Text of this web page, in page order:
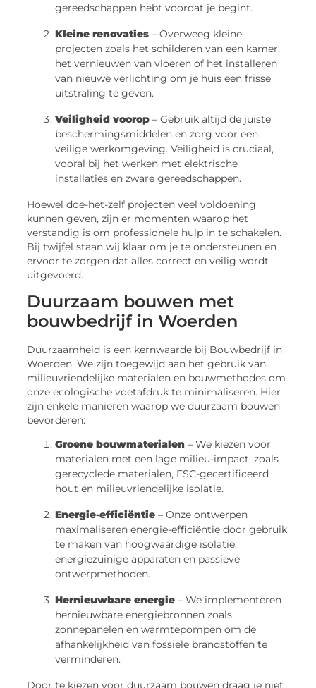
gereedschappen hebt voordat je begint.
Kleine renovaties – Overweeg kleine
projecten zoals het schilderen van een kamer,
het vernieuwen van vloeren of het installeren
van nieuwe verlichting om je huis een frisse
uitstraling te geven.
Veiligheid voorop – Gebruik altijd de juiste
beschermingsmiddelen en zorg voor een
veilige werkomgeving. Veiligheid is cruciaal,
vooral bij het werken met elektrische
installaties en zware gereedschappen.
Hoewel doe-het-zelf projecten veel voldoening
kunnen geven, zijn er momenten waarop het
verstandig is om professionele hulp in te schakelen.
Bij twijfel staan wij klaar om je te ondersteunen en
ervoor te zorgen dat alles correct en veilig wordt
uitgevoerd.
Duurzaam bouwen met
bouwbedrijf in Woerden
Duurzaamheid is een kernwaarde bij Bouwbedrijf in
Woerden. We zijn toegewijd aan het gebruik van
milieuvriendelijke materialen en bouwmethodes om
onze ecologische voetafdruk te minimaliseren. Hier
zijn enkele manieren waarop we duurzaam bouwen
bevorderen:
Groene bouwmaterialen – We kiezen voor
materialen met een lage milieu-impact, zoals
gerecyclede materialen, FSC-gecertificeerd
hout en milieuvriendelijke isolatie.
Energie-efficiëntie – Onze ontwerpen
maximaliseren energie-efficiëntie door gebruik
te maken van hoogwaardige isolatie,
energiezuinige apparaten en passieve
ontwerpmethoden.
Hernieuwbare energie – We implementeren
hernieuwbare energiebronnen zoals
zonnepanelen en warmtepompen om de
afhankelijkheid van fossiele brandstoffen te
verminderen.
Door te kiezen voor duurzaam bouwen draag je niet